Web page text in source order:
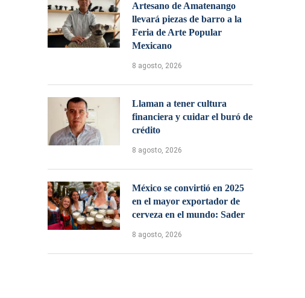
Artesano de Amatenango
llevará piezas de barro a la
Feria de Arte Popular
Mexicano
8 agosto, 2026
Llaman a tener cultura
financiera y cuidar el buró de
crédito
8 agosto, 2026
México se convirtió en 2025
en el mayor exportador de
cerveza en el mundo: Sader
8 agosto, 2026